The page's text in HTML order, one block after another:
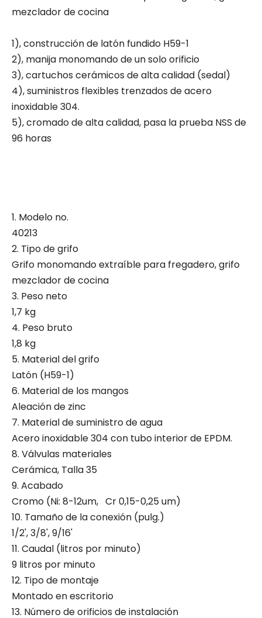
mezclador de cocina
1), construcción de latón fundido H59-1
2), manija monomando de un solo orificio
3), cartuchos cerámicos de alta calidad (sedal)
4), suministros flexibles trenzados de acero
inoxidable 304.
5), cromado de alta calidad, pasa la prueba NSS de
96 horas
1. Modelo no.
40213
2. Tipo de grifo
Grifo monomando extraíble para fregadero, grifo
mezclador de cocina
3. Peso neto
1,7 kg
4. Peso bruto
1,8 kg
5. Material del grifo
Latón (H59-1)
6. Material de los mangos
Aleación de zinc
7. Material de suministro de agua
Acero inoxidable 304 con tubo interior de EPDM.
8. Válvulas materiales
Cerámica, Talla 35
9. Acabado
Cromo (Ni: 8-12um, Cr 0,15-0,25 um)
10. Tamaño de la conexión (pulg.)
1/2', 3/8', 9/16'
11. Caudal (litros por minuto)
9 litros por minuto
12. Tipo de montaje
Montado en escritorio
13. Número de orificios de instalación